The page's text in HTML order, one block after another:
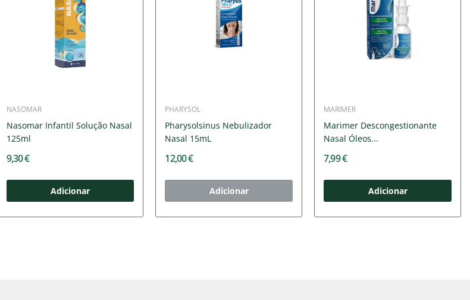
NASOMAR
Nasomar Infantil Solução Nasal
125ml
9,30 €
Adicionar
PHARYSOL
Pharysolsinus Nebulizador
Nasal 15mL
12,00 €
Adicionar
MARIMER
Marimer Descongestionante
Nasal Óleos...
7,99 €
Adicionar